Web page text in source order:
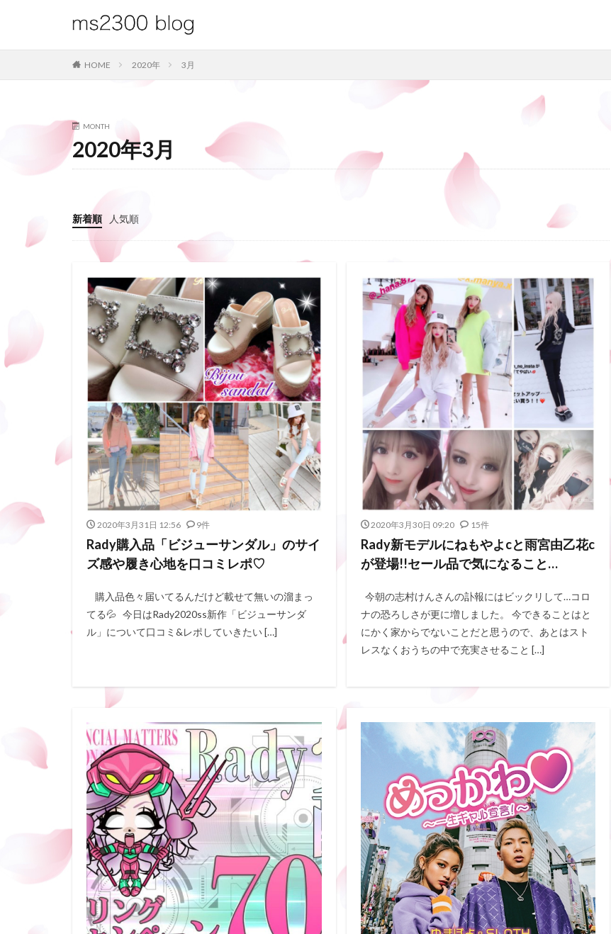
HOME 2020年 3月
MONTH
2020年3月
新着順 人気順
2020年3月31日 12:56 9件
Rady購入品「ビジューサンダル」のサイ
ズ感や履き心地を口コミレポ♡
購入品色々届いてるんだけど載せて無いの溜まっ
てる💦 今日はRady2020ss新作「ビジューサンダ
ル」について口コミ&レポしていきたい […]
2020年3月30日 09:20 15件
Rady新モデルにねもやよcと雨宮由乙花c
が登場!!セール品で気になること…
今朝の志村けんさんの訃報にはビックリして…コロ
ナの恐ろしさが更に増しました。 今できることはと
にかく家からでないことだと思うので、あとはスト
レスなくおうちの中で充実させること […]